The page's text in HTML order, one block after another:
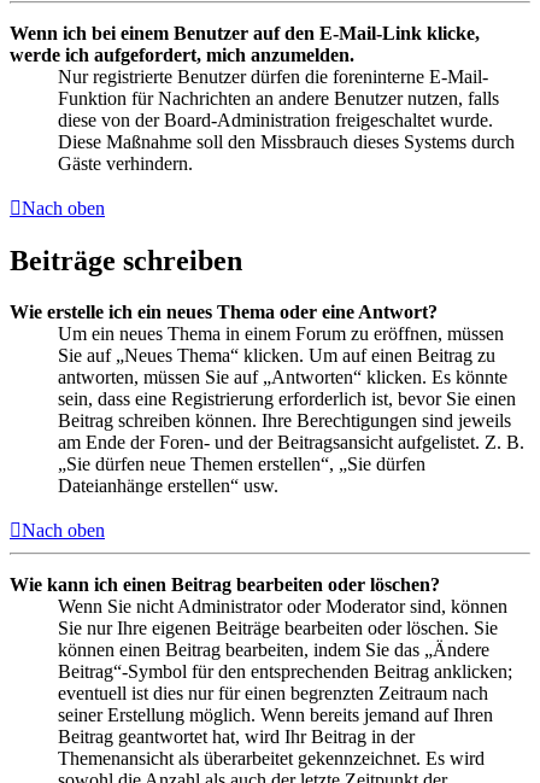
Wenn ich bei einem Benutzer auf den E-Mail-Link klicke,
werde ich aufgefordert, mich anzumelden.
Nur registrierte Benutzer dürfen die foreninterne E-Mail-
Funktion für Nachrichten an andere Benutzer nutzen, falls
diese von der Board-Administration freigeschaltet wurde.
Diese Maßnahme soll den Missbrauch dieses Systems durch
Gäste verhindern.
Nach oben
Beiträge schreiben
Wie erstelle ich ein neues Thema oder eine Antwort?
Um ein neues Thema in einem Forum zu eröffnen, müssen
Sie auf „Neues Thema“ klicken. Um auf einen Beitrag zu
antworten, müssen Sie auf „Antworten“ klicken. Es könnte
sein, dass eine Registrierung erforderlich ist, bevor Sie einen
Beitrag schreiben können. Ihre Berechtigungen sind jeweils
am Ende der Foren- und der Beitragsansicht aufgelistet. Z. B.
„Sie dürfen neue Themen erstellen“, „Sie dürfen
Dateianhänge erstellen“ usw.
Nach oben
Wie kann ich einen Beitrag bearbeiten oder löschen?
Wenn Sie nicht Administrator oder Moderator sind, können
Sie nur Ihre eigenen Beiträge bearbeiten oder löschen. Sie
können einen Beitrag bearbeiten, indem Sie das „Ändere
Beitrag“-Symbol für den entsprechenden Beitrag anklicken;
eventuell ist dies nur für einen begrenzten Zeitraum nach
seiner Erstellung möglich. Wenn bereits jemand auf Ihren
Beitrag geantwortet hat, wird Ihr Beitrag in der
Themenansicht als überarbeitet gekennzeichnet. Es wird